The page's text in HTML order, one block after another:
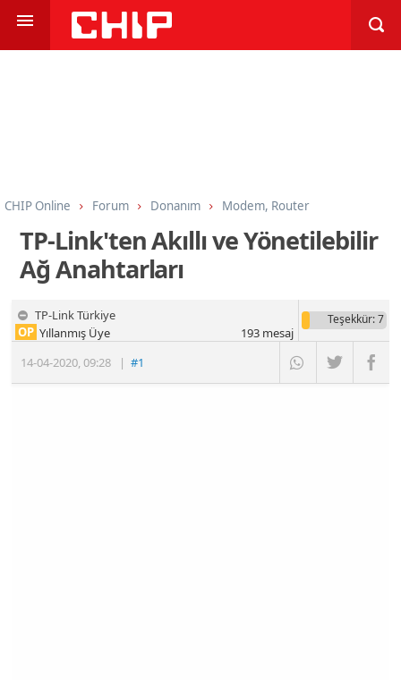
CHIP Online Forum Donanım Modem, Router
TP-Link'ten Akıllı ve Yönetilebilir
Ağ Anahtarları
TP-Link Türkiye
14-04-2020,09:28 |#1
OP Yıllanmış Üye
Teşekkür: 7
193mesaj